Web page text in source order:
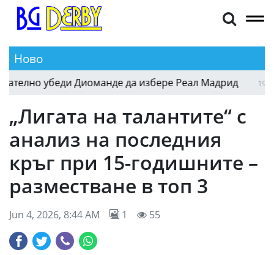
Ново
19:19 Как отличният френски на Моуриньо
„Лигата на талантите“ с
анализ на последния
кръг при 15-годишните –
разместване в топ 3
Jun 4, 2026, 8:44 AM 1 55